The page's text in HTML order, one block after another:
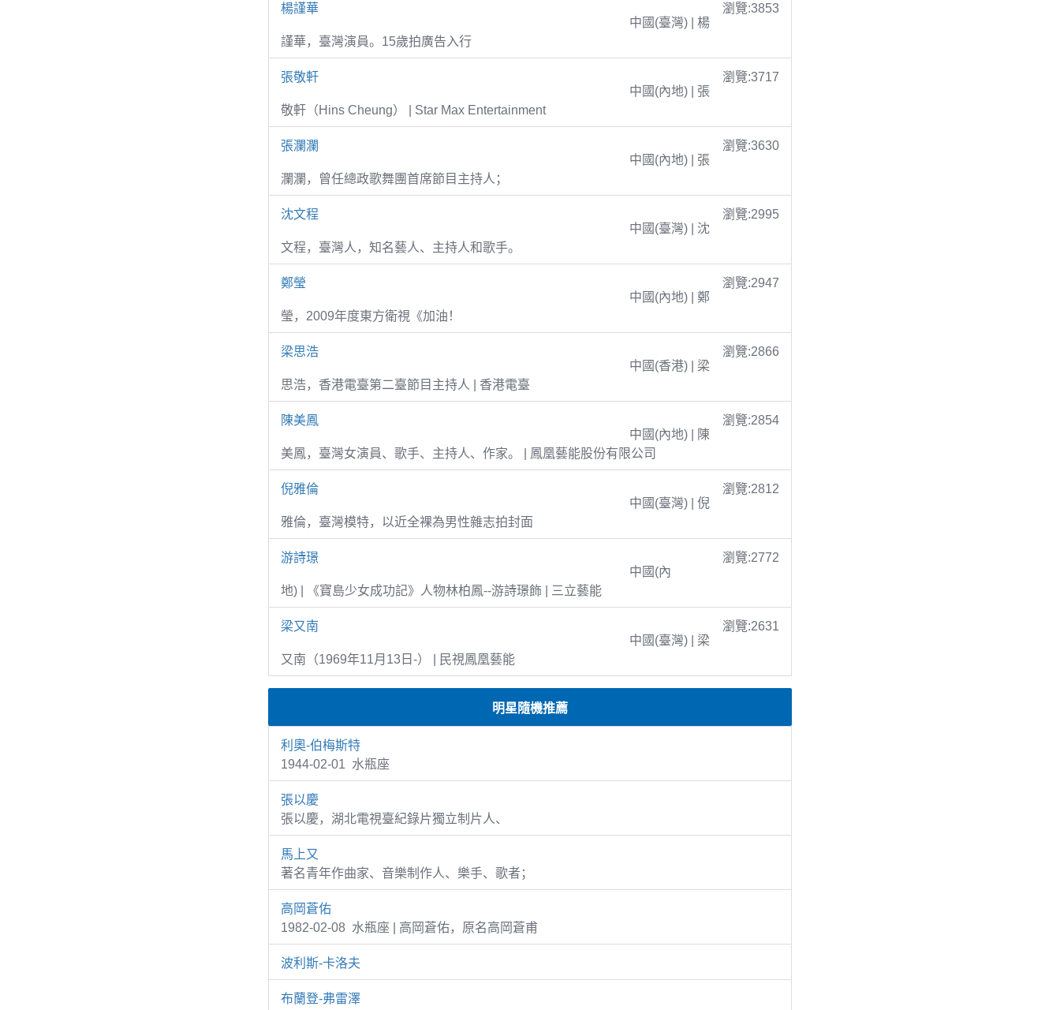
楊謹華
瀏覽:3853
中國(臺灣) | 楊
謹華，臺灣演員。15歲拍廣告入行
張敬軒
瀏覽:3717
中國(內地) | 張
敬軒（Hins Cheung） | Star Max Entertainment
張瀾瀾
瀏覽:3630
中國(內地) | 張
瀾瀾，曾任總政歌舞團首席節目主持人；
沈文程
瀏覽:2995
中國(臺灣) | 沈
文程，臺灣人，知名藝人、主持人和歌手。
鄭瑩
瀏覽:2947
中國(內地) | 鄭
瑩，2009年度東方衛視《加油！
梁思浩
瀏覽:2866
中國(香港) | 梁
思浩，香港電臺第二臺節目主持人 | 香港電臺
陳美鳳
瀏覽:2854
中國(內地) | 陳
美鳳，臺灣女演員、歌手、主持人、作家。 | 鳳凰藝能股份有限公司
倪雅倫
瀏覽:2812
中國(臺灣) | 倪
雅倫，臺灣模特，以近全裸為男性雜志拍封面
游詩璟
瀏覽:2772
中國(內
地) | 《寶島少女成功記》人物林柏鳳--游詩璟飾 | 三立藝能
梁又南
瀏覽:2631
中國(臺灣) | 梁
又南（1969年11月13日-） | 民視鳳凰藝能
明星隨機推薦
利奧-伯梅斯特
1944-02-01 水瓶座
張以慶
張以慶，湖北電視臺紀錄片獨立制片人、
馬上又
著名青年作曲家、音樂制作人、樂手、歌者；
高岡蒼佑
1982-02-08 水瓶座 | 高岡蒼佑，原名高岡蒼甫
波利斯-卡洛夫
布蘭登-弗雷澤